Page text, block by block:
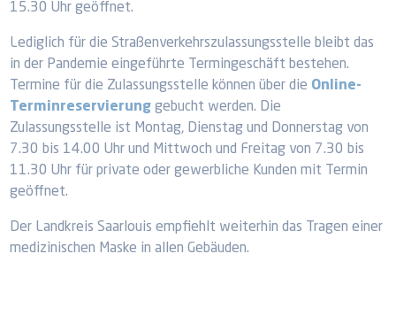
15.30 Uhr geöffnet.
Lediglich für die Straßenverkehrszulassungsstelle bleibt das
in der Pandemie eingeführte Termingeschäft bestehen.
Termine für die Zulassungsstelle können über die Online-
Terminreservierung gebucht werden. Die
Zulassungsstelle ist Montag, Dienstag und Donnerstag von
7.30 bis 14.00 Uhr und Mittwoch und Freitag von 7.30 bis
11.30 Uhr für private oder gewerbliche Kunden mit Termin
geöffnet.
Der Landkreis Saarlouis empfiehlt weiterhin das Tragen einer
medizinischen Maske in allen Gebäuden.